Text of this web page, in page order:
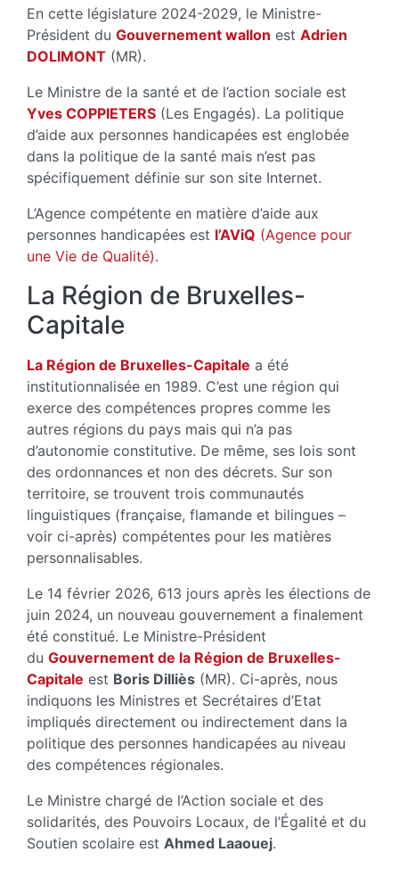
En cette législature 2024-2029, le Ministre-
Président du Gouvernement wallon est Adrien
DOLIMONT (MR).
Le Ministre de la santé et de l’action sociale est
Yves COPPIETERS (Les Engagés). La politique
d’aide aux personnes handicapées est englobée
dans la politique de la santé mais n’est pas
spécifiquement définie sur son site Internet.
L’Agence compétente en matière d’aide aux
personnes handicapées est l’AViQ (Agence pour
une Vie de Qualité).
La Région de Bruxelles-
Capitale
La Région de Bruxelles-Capitale a été
institutionnalisée en 1989. C’est une région qui
exerce des compétences propres comme les
autres régions du pays mais qui n’a pas
d’autonomie constitutive. De même, ses lois sont
des ordonnances et non des décrets. Sur son
territoire, se trouvent trois communautés
linguistiques (française, flamande et bilingues –
voir ci-après) compétentes pour les matières
personnalisables.
Le 14 février 2026, 613 jours après les élections de
juin 2024, un nouveau gouvernement a finalement
été constitué. Le Ministre-Président
du Gouvernement de la Région de Bruxelles-
Capitale est Boris Dilliès (MR). Ci-après, nous
indiquons les Ministres et Secrétaires d’Etat
impliqués directement ou indirectement dans la
politique des personnes handicapées au niveau
des compétences régionales.
Le Ministre chargé de l’Action sociale et des
solidarités, des Pouvoirs Locaux, de l’Égalité et du
Soutien scolaire est Ahmed Laaouej.